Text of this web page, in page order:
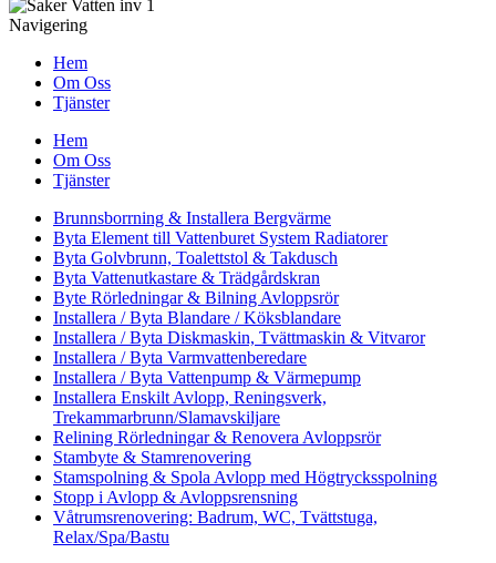
Navigering
Hem
Om Oss
Tjänster
Hem
Om Oss
Tjänster
Brunnsborrning & Installera Bergvärme
Byta Element till Vattenburet System Radiatorer
Byta Golvbrunn, Toalettstol & Takdusch
Byta Vattenutkastare & Trädgårdskran
Byte Rörledningar & Bilning Avloppsrör
Installera / Byta Blandare / Köksblandare
Installera / Byta Diskmaskin, Tvättmaskin & Vitvaror
Installera / Byta Varmvattenberedare
Installera / Byta Vattenpump & Värmepump
Installera Enskilt Avlopp, Reningsverk,
Trekammarbrunn/Slamavskiljare
Relining Rörledningar & Renovera Avloppsrör
Stambyte & Stamrenovering
Stamspolning & Spola Avlopp med Högtrycksspolning
Stopp i Avlopp & Avloppsrensning
Våtrumsrenovering: Badrum, WC, Tvättstuga,
Relax/Spa/Bastu